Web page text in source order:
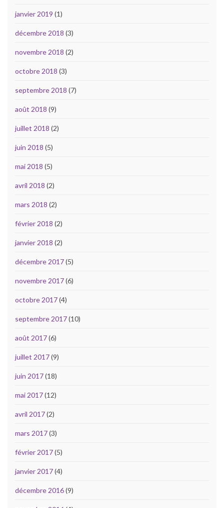
janvier 2019 (1)
décembre 2018 (3)
novembre 2018 (2)
octobre 2018 (3)
septembre 2018 (7)
août 2018 (9)
juillet 2018 (2)
juin 2018 (5)
mai 2018 (5)
avril 2018 (2)
mars 2018 (2)
février 2018 (2)
janvier 2018 (2)
décembre 2017(5)
novembre 2017(6)
octobre 2017(4)
septembre 2017(10)
août 2017(6)
juillet 2017(9)
juin 2017(18)
mai 2017(12)
avril 2017(2)
mars 2017(3)
février 2017(5)
janvier 2017(4)
décembre 2016(9)